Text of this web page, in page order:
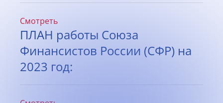
Смотреть
ПЛАН работы Союза
Финансистов России (СФР) на
2023 год: